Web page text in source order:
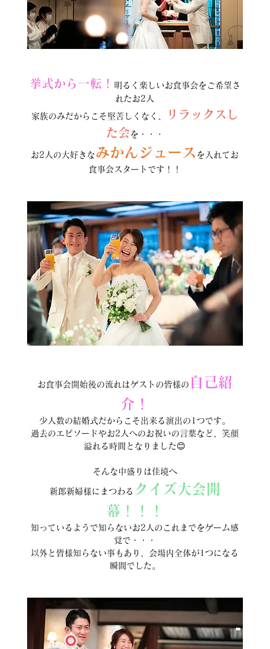
挙式から一転！
明るく楽しいお食事会をご希望さ
れたお2人
家族のみだからこそ堅苦しくなく、
リラックスし
た会 を・・・
お2人の大好きな みかんジュース を入れてお
食事会スタートです！！
お食事会開始後の流れはゲストの皆様の 自己紹
介！
少人数の結婚式だからこそ出来る演出の1つです。
過去のエピソードやお2人へのお祝いの言葉など、笑顔
溢れる時間となりました😊
そんな中盛りは佳境へ
新郎新婦様にまつわる クイズ大会開
幕！！！
知っているようで知らないお2人のこれまでをゲーム感
覚で・・・
以外と皆様知らない事もあり、会場内全体が1つになる
瞬間でした。